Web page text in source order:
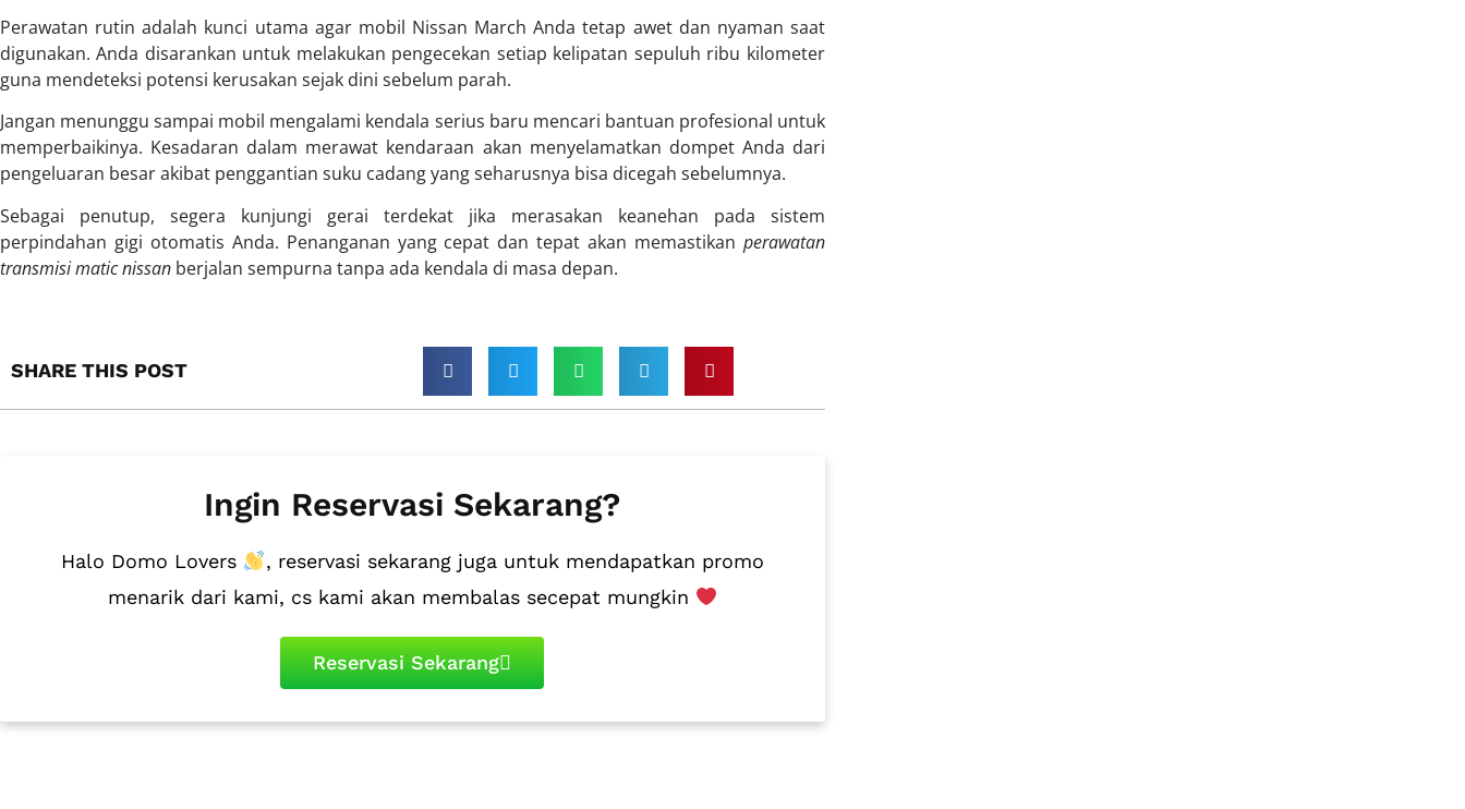
Perawatan rutin adalah kunci utama agar mobil Nissan March Anda tetap awet dan nyaman saat
digunakan. Anda disarankan untuk melakukan pengecekan setiap kelipatan sepuluh ribu kilometer
guna mendeteksi potensi kerusakan sejak dini sebelum parah.
Jangan menunggu sampai mobil mengalami kendala serius baru mencari bantuan profesional untuk
memperbaikinya. Kesadaran dalam merawat kendaraan akan menyelamatkan dompet Anda dari
pengeluaran besar akibat penggantian suku cadang yang seharusnya bisa dicegah sebelumnya.
Sebagai penutup, segera kunjungi gerai terdekat jika merasakan keanehan pada sistem
perpindahan gigi otomatis Anda. Penanganan yang cepat dan tepat akan memastikan perawatan
transmisi matic nissan berjalan sempurna tanpa ada kendala di masa depan.
SHARE THIS POST​
Ingin Reservasi Sekarang?
Halo Domo Lovers
, reservasi sekarang juga untuk mendapatkan promo
menarik dari kami, cs kami akan membalas secepat mungkin
Reservasi Sekarang